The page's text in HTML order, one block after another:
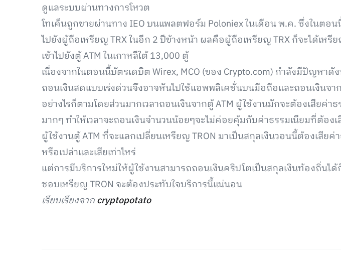
ดูแลระบบผ่านทางการโหวต
โทเค็นถูกขายผ่านทาง IEO บนแพลตฟอร์ม Poloniex ในเดือน พ.ค. ซึ่งในตอ
ไปยังผู้ถือเหรียญ TRX ในอีก 2 ปีข้างหน้า ผลคือผู้ถือเหรียญ TRX ก็จะได้เหรีย
เข้าไปยังตู้ ATM ในเกาหลีใต้ 13,000 ตู้
เนื่องจากในตอนนี้บัตรเดบิต Wirex, MCO (ของ Crypto.com) กำลังมีปัญหา
ถอนเงินสดแบบเร่งด่วนจึงอาจหันไปใช้แอพพลิเคชั่นบนมือถือและถอนเงินจา
อย่างไรก็ตามโดยส่วนมากเวลาถอนเงินจากตู้ ATM ผู้ใช้งานมักจะต้องเสียค่า
มากๆ ทำให้เวลาจะถอนเงินจำนวนน้อยๆจะไม่ค่อยคุ้มกับค่าธรรมเนียมที่ต้องเ
ผู้ใช้งานตู้ ATM ที่จะแลกเปลี่ยนเหรียญ TRON มาเป็นสกุลเงินวอนนี้ต้องเสียค่
หรือเปล่าและเสียเท่าไหร่
แต่การมีบริการใหม่ให้ผู้ใช้งานสามารถถอนเงินคริปโตเป็นสกุลเงินท้องถิ่นไ
ชอบเหรียญ TRON จะต้องประทับใจบริการนี้แน่นอน
เรียบเรียงจากcryptopotato